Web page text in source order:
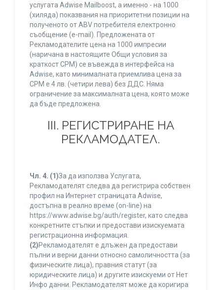
услугата Adwise Mailboost, а именно - на 1000
(хиляда) показвания на приоритетни позиции на
полученото от ABV потребителя електронно
съобщение (e-mail). Предложената от
Рекламодателите цена на 1000 импресии
(наричана в настоящите Общи условия за
краткост CPM) се въвежда в интерфейса на
Adwise, като минималната приемлива цена за
CPM е 4 лв. (четири лева) без ДДС. Няма
ограничение за максималната цена, която може
да бъде предложена.
ІІІ. РЕГИСТРИРАНЕ НА
РЕКЛАМОДАТЕЛ.
Чл. 4. (1)За да използва Услугата,
Рекламодателят следва да регистрира собствен
профил на Интернет страницата Adwise,
достъпна в реално време (on-line) на
https://www.adwise.bg/auth/register, като следва
конкретните стъпки и предостави изискуемата
регистрационна информация.
(2)Рекламодателят е длъжен да предостави
пълни и верни данни относно самоличността (за
физическите лица), правния статут (за
юридическите лица) и другите изискуеми от Нет
Инфо данни. Рекламодателят може да коригира